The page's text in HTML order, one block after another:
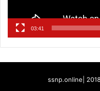
03:41
ssnp.online